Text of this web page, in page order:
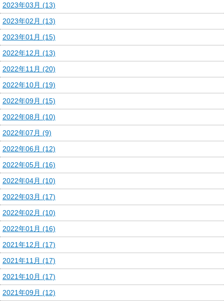
2023年03月 (13)
2023年02月 (13)
2023年01月 (15)
2022年12月 (13)
2022年11月 (20)
2022年10月 (19)
2022年09月 (15)
2022年08月 (10)
2022年07月 (9)
2022年06月 (12)
2022年05月 (16)
2022年04月 (10)
2022年03月 (17)
2022年02月 (10)
2022年01月 (16)
2021年12月 (17)
2021年11月 (17)
2021年10月 (17)
2021年09月 (12)